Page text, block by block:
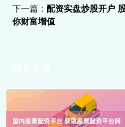
下一篇： 配资实盘炒股开户
你财富增值